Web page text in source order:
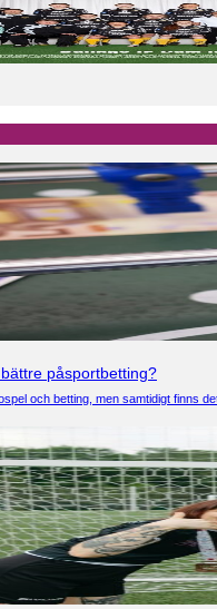
påsportbetting?
och betting, men samtidigt finns